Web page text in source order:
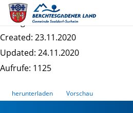
Geschäftsordnung 2020-2026
Dateigrösse: 10.44 MB
Created: 23.11.2020
Updated: 24.11.2020
Aufrufe: 1125
herunterladen Vorschau